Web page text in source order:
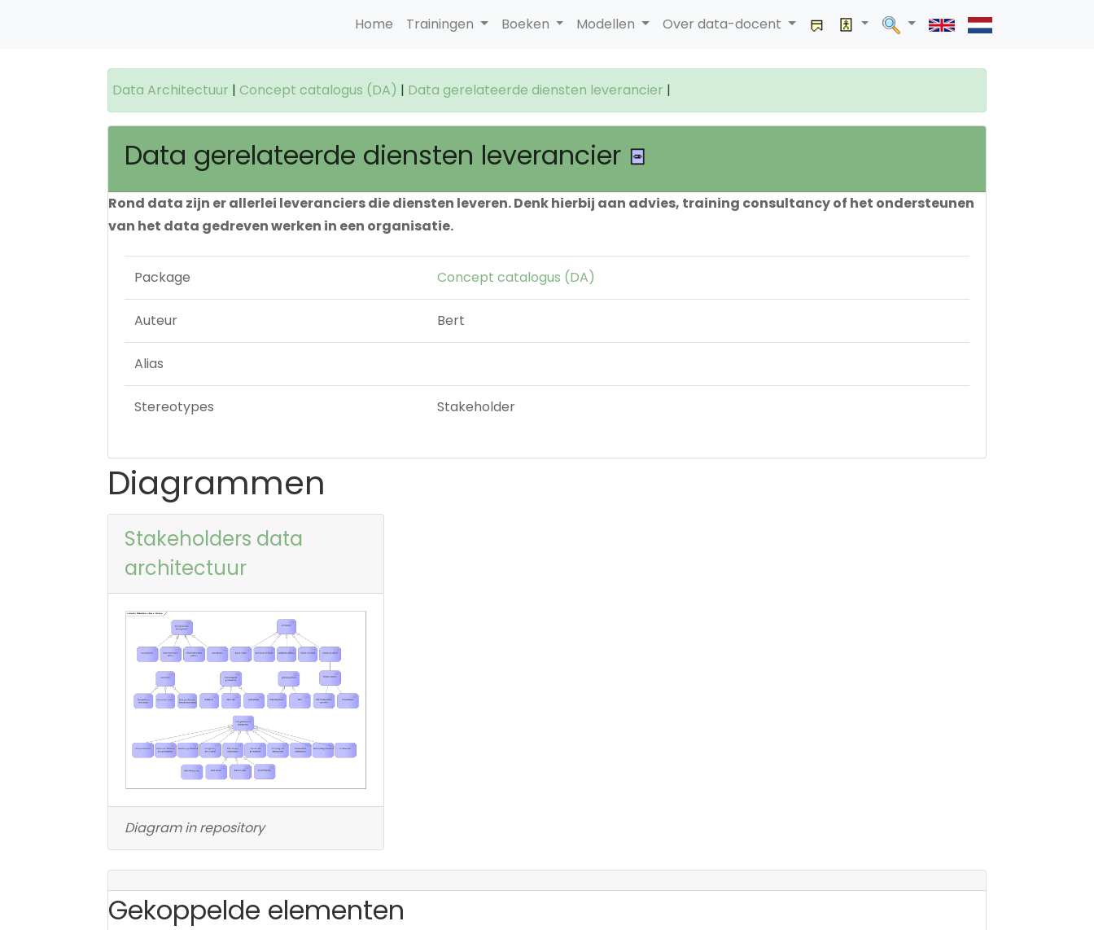
Home Trainingen Boeken Modellen Over data-docent
Data Architectuur | Concept catalogus (DA) | Data gerelateerde diensten leverancier |
Data gerelateerde diensten leverancier
Rond data zijn er allerlei leveranciers die diensten leveren. Denk hierbij aan advies, training consultancy of het ondersteunen
van het data gedreven werken in een organisatie.
Package Concept catalogus (DA)
Auteur Bert
Alias
Stereotypes Stakeholder
Diagrammen
Stakeholders data
architectuur
Diagram in repository
Gekoppelde elementen